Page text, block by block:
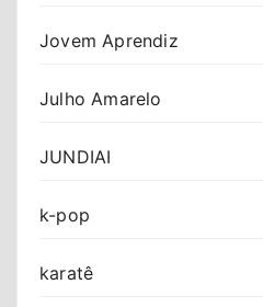
Jovem Aprendiz
Julho Amarelo
JUNDIAI
k-pop
karatê